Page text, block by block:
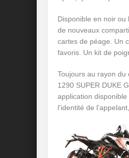
Disponible en noir ou
de nouveaux
cartes de péage. Un
favoris. Un kit de
Toujours au rayon du
1290 SUPER DUKE
application
l’identité de